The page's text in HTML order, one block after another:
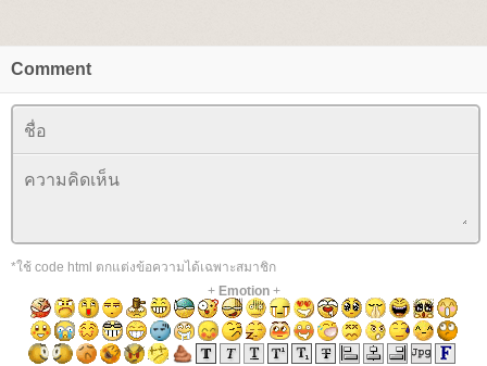
Comment
*ใช้ code html ตกแต่งข้อความได้เฉพาะสมาชิก
+ Emotion+